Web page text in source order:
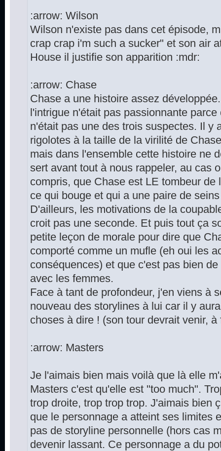
:arrow: Wilson
Wilson n'existe pas dans cet épisode,
crap crap i'm such a sucker" et son air
House il justifie son apparition :mdr:
:arrow: Chase
Chase a une histoire assez
l'intrigue n'était pas passionnante
n'était pas une des trois suspectes. Il y
rigolotes à la taille de la virilité de
mais dans l'ensemble cette histoire ne
sert avant tout à nous rappeler, au cas
compris, que Chase est LE tombeur de
ce qui bouge et qui a une paire de
D'ailleurs, les motivations de la
croit pas une seconde. Et puis tout ça
petite leçon de morale pour dire que
comporté comme un mufle (eh oui les
conséquences) et que c'est pas bien
avec les femmes.
Face à tant de profondeur, j'en viens à
nouveau des storylines à lui car il y
choses à dire ! (son tour devrait venir, à
:arrow: Masters
Je l'aimais bien mais voilà que là elle
Masters c'est qu'elle est "too much".
trop droite, trop trop trop. J'aimais bien
que le personnage a atteint ses limites
pas de storyline personnelle (hors cas
devenir lassant. Ce personnage a du